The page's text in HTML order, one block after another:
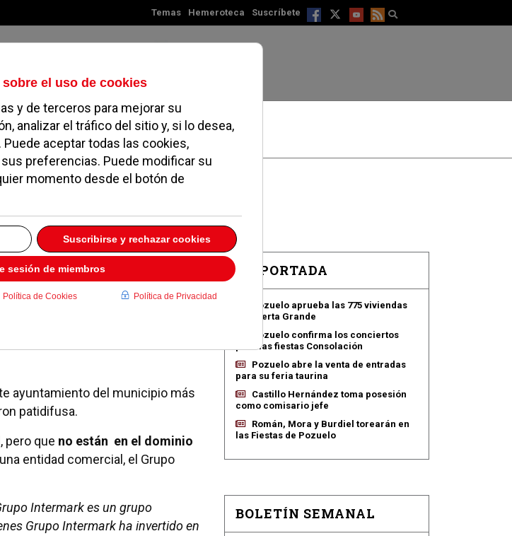
Temas Hemeroteca Suscríbete
06 de agosto de 2026
SOCIEDAD MAGAZINE SERVICIOS
ayuntamiento del municipio más
patidifusa.
pero que no están en el dominio
entidad comercial, el Grupo
Intermark es un grupo
Grupo Intermark ha invertido en
EN PORTADA
Pozuelo aprueba las 775 viviendas
de Huerta Grande
Pozuelo confirma los conciertos
para las fiestas Consolación
Pozuelo abre la venta de entradas
para su feria taurina
Castillo Hernández toma posesión
como comisario jefe
Román, Mora y Burdiel torearán en
las Fiestas de Pozuelo
BOLETÍN SEMANAL